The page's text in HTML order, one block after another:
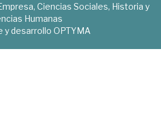
Ciencias Sociales, Historia y
Humanas
y desarrollo OPTYMA